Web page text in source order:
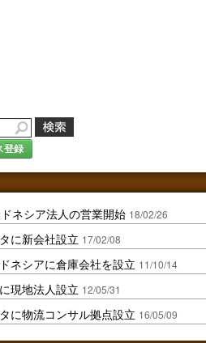
登録
ネシア法人の営業開始 18/02/26
に新会社設立 17/02/08
ネシアに倉庫会社を設立 11/10/14
現地法人設立 12/05/31
に物流コンサル拠点設立 16/05/09